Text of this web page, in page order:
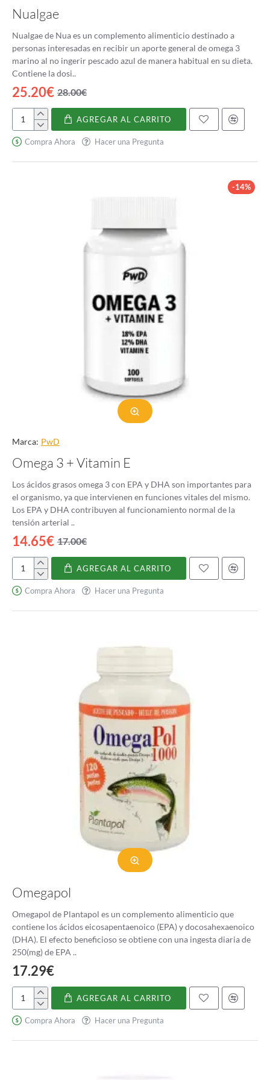
el dolor y la inflamación en condiciones como la artritis
reumatoide.
Nualgae
Nualgae de Nua es un complemento alimenticio destinado a
personas interesadas en recibir un aporte general de omega 3
marino al no ingerir pescado azul de manera habitual en su dieta.
Contiene la dosi..
25.20€ 28.00€
Nualgae
AGREGAR AL CARRITO
Compra Ahora Hacer una Pregunta
-14%
Marca: PwD
Omega 3 + Vitamin E
Los ácidos grasos omega 3 con EPA y DHA son importantes para
el organismo, ya que intervienen en funciones vitales del mismo.
Los EPA y DHA contribuyen al funcionamiento normal de la
tensión arterial ..
14.65€ 17.00€
Omega
3
+
Vitamin
AGREGAR AL CARRITO
Compra Ahora Hacer una Pregunta
Omegapol
Omegapol de Plantapol es un complemento alimenticio que
contiene los ácidos eicosapentaenoico (EPA) y docosahexaenoico
(DHA). El efecto beneficioso se obtiene con una ingesta diaria de
250(mg) de EPA ..
17.29€
Omegapol
AGREGAR AL CARRITO
Compra Ahora Hacer una Pregunta